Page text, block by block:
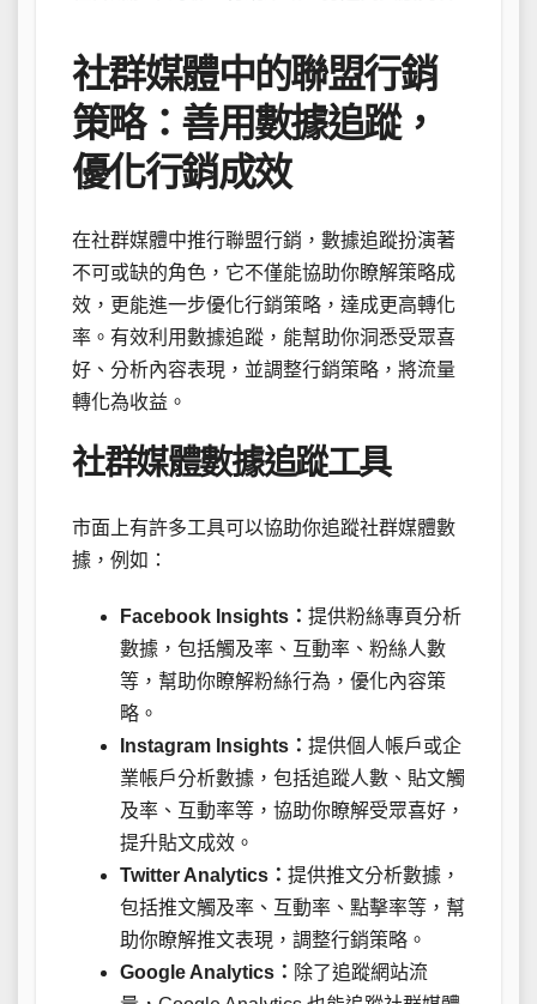
社群媒體中的聯盟行銷
策略：善用數據追蹤，
優化行銷成效
在社群媒體中推行聯盟行銷，數據追蹤扮演著
不可或缺的角色，它不僅能協助你瞭解策略成
效，更能進一步優化行銷策略，達成更高轉化
率。有效利用數據追蹤，能幫助你洞悉受眾喜
好、分析內容表現，並調整行銷策略，將流量
轉化為收益。
社群媒體數據追蹤工具
市面上有許多工具可以協助你追蹤社群媒體數
據，例如：
Facebook Insights： 提供粉絲專頁分析
數據，包括觸及率、互動率、粉絲人數
等，幫助你瞭解粉絲行為，優化內容策
略。
Instagram Insights： 提供個人帳戶或企
業帳戶分析數據，包括追蹤人數、貼文觸
及率、互動率等，協助你瞭解受眾喜好，
提升貼文成效。
Twitter Analytics： 提供推文分析數據，
包括推文觸及率、互動率、點擊率等，幫
助你瞭解推文表現，調整行銷策略。
Google Analytics： 除了追蹤網站流